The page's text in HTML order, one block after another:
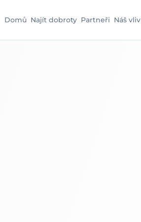
Domů Najít dobroty Partneři Náš vliv